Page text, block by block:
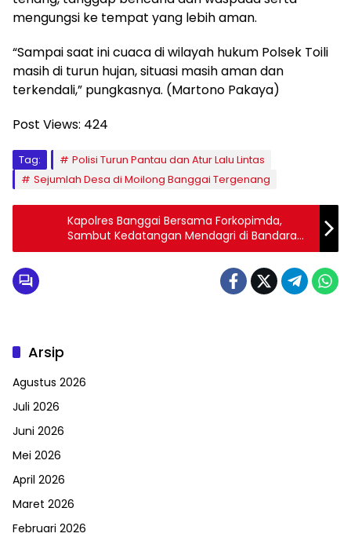
mengungsi ke tempat yang lebih aman.
“Sampai saat ini cuaca di wilayah hukum Polsek Toili
masih di turun hujan, situasi masih aman dan
terkendali,” pungkasnya. (Martono Pakaya)
Post Views: 424
Tag:
Polisi Turun Pantau dan Atur Lalu Lintas
Sejumlah Desa di Moilong Banggai Tergenang
Kapolres Banggai Bersama Forkopimda,
Sambut Kedatangan Mendagri di Bandara
Luwuk
Arsip
Agustus 2026
Juli 2026
Juni 2026
Mei 2026
April 2026
Maret 2026
Februari 2026